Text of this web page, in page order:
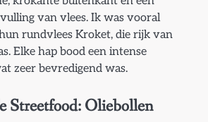
van vlees. Ik was vooral
rundvlees Kroket, die rijk van
Elke hap bood een intense
zeer bevredigend was.
Streetfood: Oliebollen